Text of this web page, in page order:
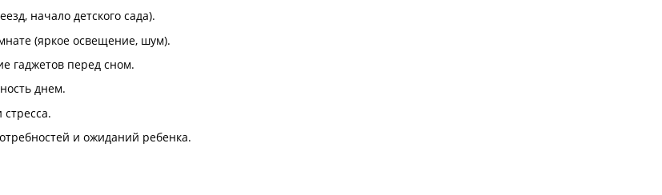
начало детского сада).
(яркое освещение, шум).
гаджетов перед сном.
днем.
и ожиданий ребенка.